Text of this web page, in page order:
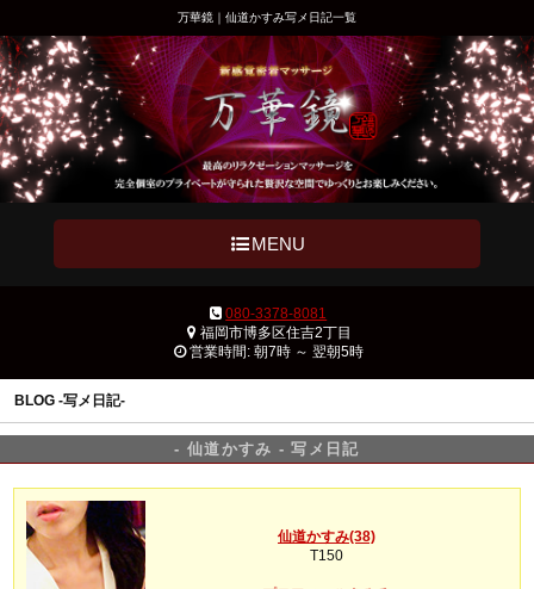
万華鏡｜仙道かすみ写メ日記一覧
MENU
080-3378-8081
福岡市博多区住吉2丁目
営業時間: 朝7時 ～ 翌朝5時
BLOG -写メ日記-
- 仙道かすみ - 写メ日記
仙道かすみ(38)
T150